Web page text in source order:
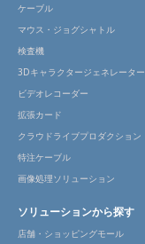
ケーブル
マウス・ジョグシャトル
検査機
3Dキャラクタージェネレーター
ビデオレコーダー
拡張カード
クラウドライブプロダクション
特注ケーブル
画像処理ソリューション
ソリューションから探す
店舗・ショッピングモール